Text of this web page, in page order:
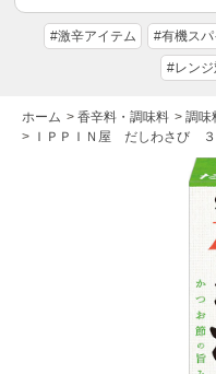
#激辛アイテム #有機スパ
#レンジ
ホーム > 香辛料・調味料 > 調味
> ＩＰＰＩＮ屋 だしわさび ３